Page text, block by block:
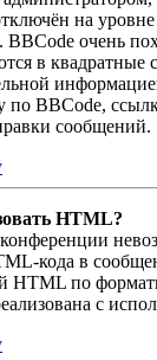
на
BBCode очень
в квадратные
по BBCode,
сообщений.
HTML?
кода в
HTML по
с